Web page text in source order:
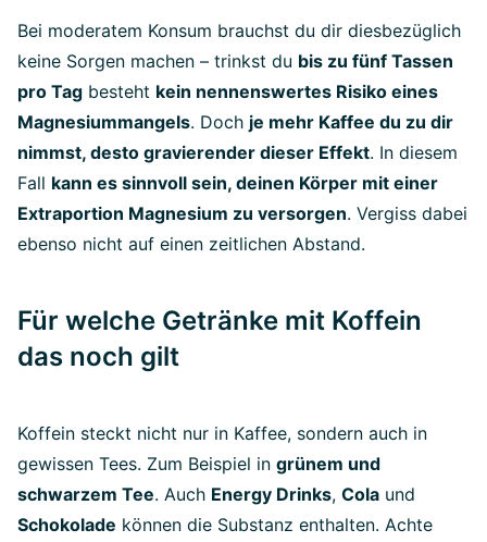
Bei moderatem Konsum brauchst du dir diesbezüglich
keine Sorgen machen – trinkst du bis zu fünf Tassen
pro Tag besteht kein nennenswertes Risiko eines
Magnesiummangels. Doch je mehr Kaffee du zu dir
nimmst, desto gravierender dieser Effekt. In diesem
Fall kann es sinnvoll sein, deinen Körper mit einer
Extraportion Magnesium zu versorgen. Vergiss dabei
ebenso nicht auf einen zeitlichen Abstand.
Für welche Getränke mit Koffein
das noch gilt
Koffein steckt nicht nur in Kaffee, sondern auch in
gewissen Tees. Zum Beispiel in grünem und
schwarzem Tee. Auch Energy Drinks, Cola und
Schokolade können die Substanz enthalten. Achte